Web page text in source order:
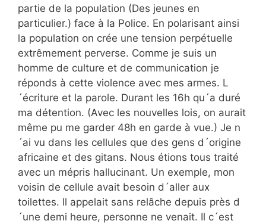
partie de la population (Des jeunes en
particulier.) face à la Police. En polarisant ainsi
la population on crée une tension perpétuelle
extrêmement perverse. Comme je suis un
homme de culture et de communication je
réponds à cette violence avec mes armes. L
´écriture et la parole. Durant les 16h qu´a duré
ma détention. (Avec les nouvelles lois, on aurait
même pu me garder 48h en garde à vue.) Je n
´ai vu dans les cellules que des gens d´origine
africaine et des gitans. Nous étions tous traité
avec un mépris hallucinant. Un exemple, mon
voisin de cellule avait besoin d´aller aux
toilettes. Il appelait sans relâche depuis près d
´une demi heure, personne ne venait. Il c´est